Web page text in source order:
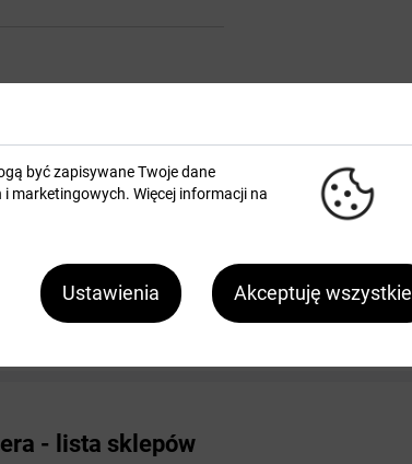
- lista sklepów
być zapisywane Twoje dane
marketingowych. Więcej informacji na
Ustawienia Akceptuję wszystkie